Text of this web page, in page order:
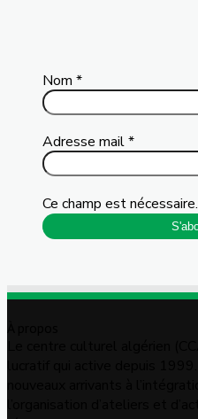
Nom *
Adresse mail*
Ce champ est nécessaire.